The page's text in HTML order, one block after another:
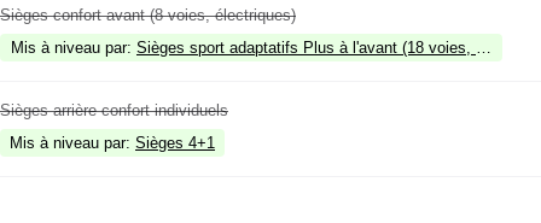
Sièges confort avant (8 voies, électriques)
Mis à niveau par: Sièges sport adaptatifs Plus à l'avant (18 voies,
Sièges arrière confort individuels
Mis à niveau par: Sièges 4+1